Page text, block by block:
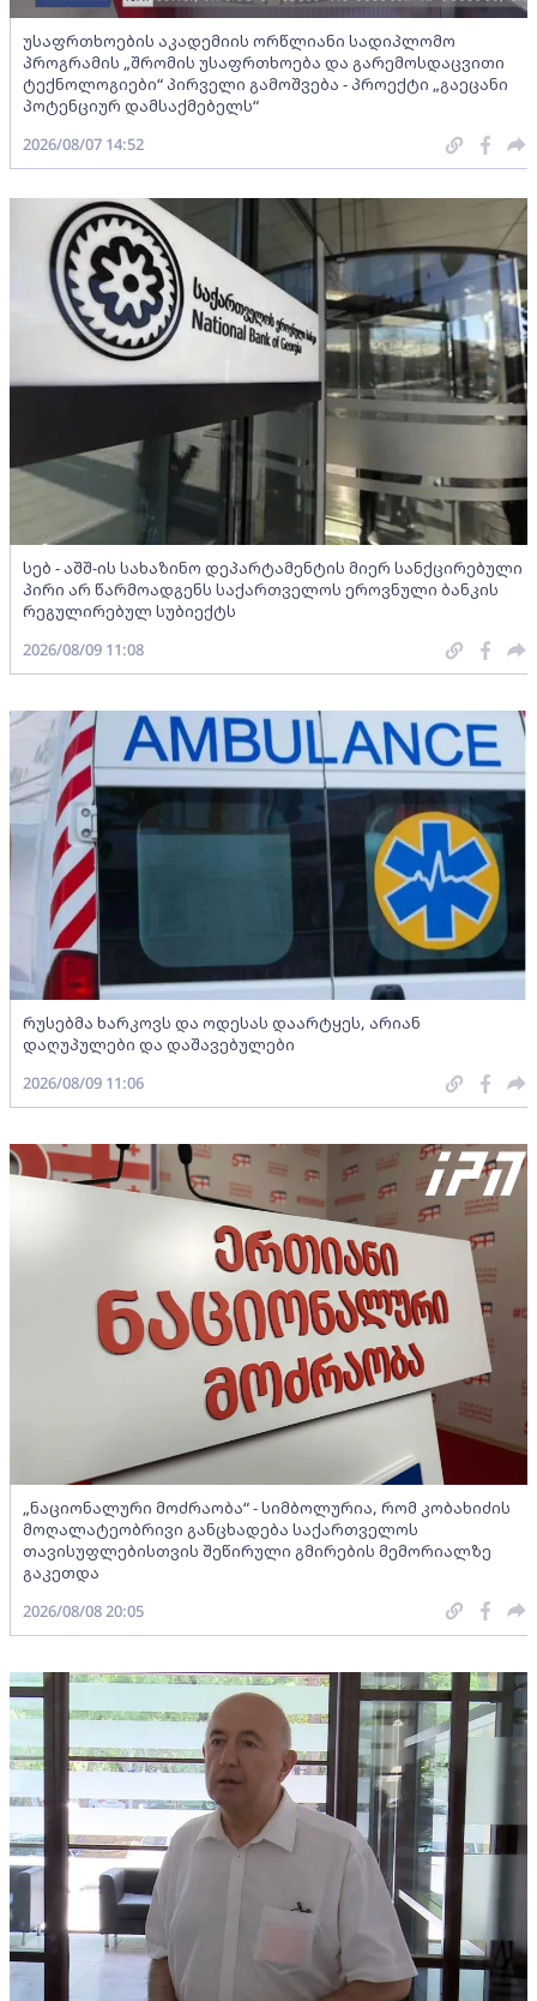
უსაფრთხოების აკადემიის ორწლიანი სადიპლომო
პროგრამის „შრომის უსაფრთხოება და გარემოსდაცვითი
ტექნოლოგიები“ პირველი გამოშვება - პროექტი „გაეცანი
პოტენციურ დამსაქმებელს“
2026/08/07 14:52
სებ - აშშ-ის სახაზინო დეპარტამენტის მიერ სანქცირებული
პირი არ წარმოადგენს საქართველოს ეროვნული ბანკის
რეგულირებულ სუბიექტს
2026/08/09 11:08
რუსებმა ხარკოვს და ოდესას დაარტყეს, არიან
დაღუპულები და დაშავებულები
2026/08/09 11:06
„ნაციონალური მოძრაობა“ - სიმბოლურია, რომ კობახიძის
მოღალატეობრივი განცხადება საქართველოს
თავისუფლებისთვის შეწირული გმირების მემორიალზე
გაკეთდა
2026/08/08 20:05